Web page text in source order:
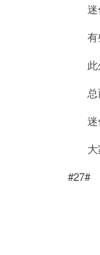
迷你
有些
此外
总而
迷你
大家
#27#